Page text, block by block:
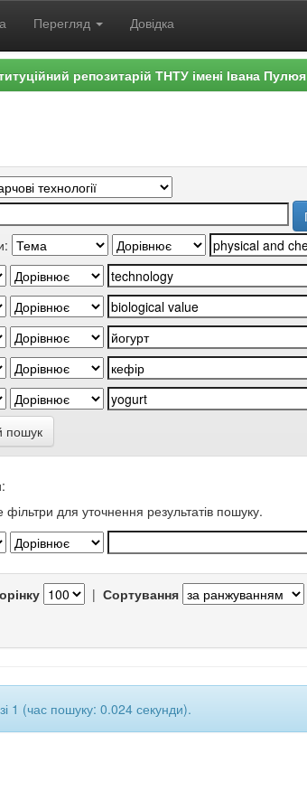
Перегляд Довідка
репозитарій ТНТУ імені Івана Пулюя
пошук
фільтри для уточнення результатів пошуку.
| Сортування
1 (час пошуку: 0.024 секунди).